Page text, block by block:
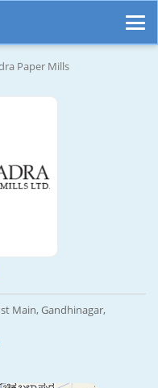
Paper Mills
Main, Gandhinagar,